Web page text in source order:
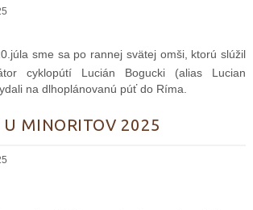
sme sa po rannej svätej omši, ktorú slúžil
cyklopútí Lucián Bogucki (alias Lucian
na dlhoplánovanú púť do Ríma.
MINORITOV 2025